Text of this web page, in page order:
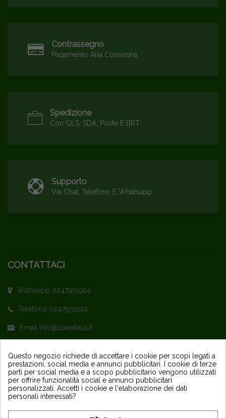
Contrassegno
Pagamento Alla Consegna
Spedizione
Con GLS, SDA, Poste E BRT
Supporto
Via Chat, Telefono E Whatsapp
CONTATTACI
Wathsapp 0247951994
Telefono 0247951994
Email info@cakeitalia.it
dalle ore 9,30 alle 14 e dalle 15 alle 18
Questo negozio richiede di accettare i cookie per scopi legati a
prestazioni, social media e annunci pubblicitari. I cookie di terze
parti per social media e a scopo pubblicitario vengono utilizzati
per offrire funzionalità social e annunci pubblicitari
personalizzati. Accetti i cookie e l'elaborazione dei dati
personali interessati?